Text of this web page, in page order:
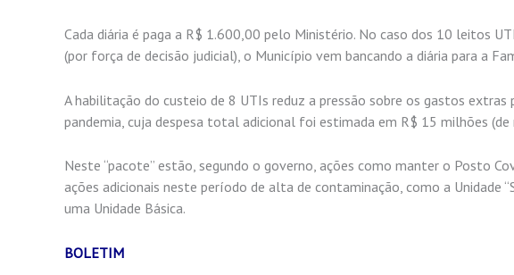
Cada diária é paga a R$ 1.600,00 pelo Ministério. No caso dos 10 leitos
(por força de decisão judicial), o Município vem bancando a diária para a
A habilitação do custeio de 8 UTIs reduz a pressão sobre os gastos
pandemia, cuja despesa total adicional foi estimada em R$ 15 milhões (de
Neste “pacote” estão, segundo o governo, ações como manter o Posto
ações adicionais neste período de alta de contaminação, como a Unidade
uma Unidade Básica.
BOLETIM